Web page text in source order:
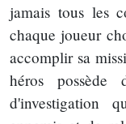
jamais tous les
chaque joueur
accomplir sa
héros possède
d'investigation